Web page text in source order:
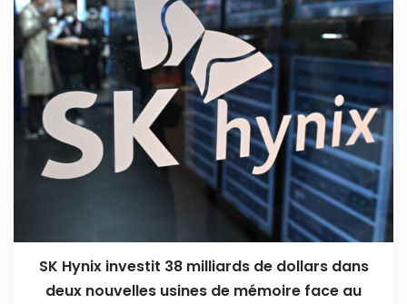
SK Hynix investit 38 milliards de dollars dans
deux nouvelles usines de mémoire face au